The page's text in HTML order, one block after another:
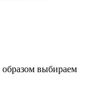
выбираем